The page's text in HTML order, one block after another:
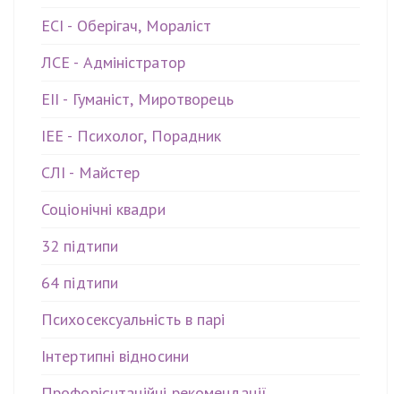
ЕСІ - Оберігач, Мораліст
ЛСЕ - Адміністратор
ЕІІ - Гуманіст, Миротворець
ІЕЕ - Психолог, Порадник
СЛІ - Майстер
Соціонічні квадри
32 підтипи
64 підтипи
Психосексуальність в парі
Інтертипні відносини